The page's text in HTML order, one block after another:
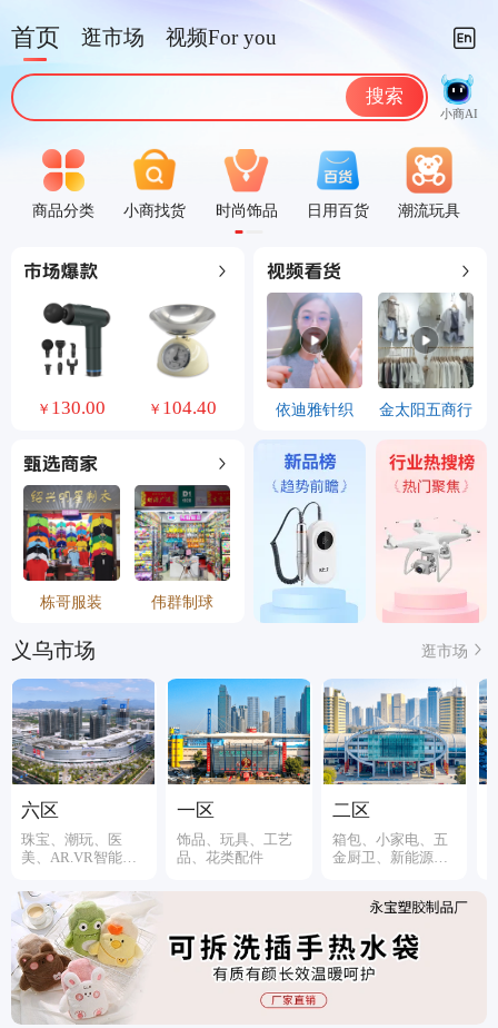
首页 逛市场 视频For you
搜索
小商AI
商品分类 小商找货 时尚饰品 日用百货 潮流玩具
￥ 130.00 ￥ 104.40 依迪雅针织 金太阳五商行
栋哥服装 伟群制球
义乌市场 逛市场
六区
珠宝、潮玩、医
美、AR.VR智能装
一区
饰品、玩具、工艺
品、花类配件
二区
箱包、小家电、五
金厨卫、新能源、